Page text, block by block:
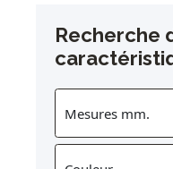
Recherche